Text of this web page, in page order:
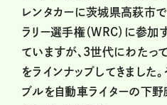
レンタカーに茨城県高萩市
ラリー選手権（WRC）に参
ていますが、3世代にわたっ
をラインナップしてきました
ブルを自動車ライターの下野